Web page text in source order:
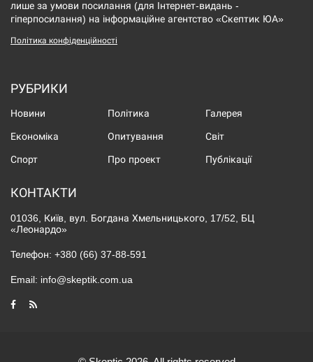
лише за умови посилання (для Інтернет-видань -
гіперпосилання) на інформаційне агентство «Скептик ЮА»
Політика конфіденційності
РУБРИКИ
Новини Політика Галерея
Економіка Опитування Світ
Спорт Про проект Публікації
КОНТАКТИ
01036, Київ, вул. Богдана Хмельницького, 17/52, БЦ
«Леонардо»
Телефон: +380 (66) 37-88-591
Email: info@skeptik.com.ua